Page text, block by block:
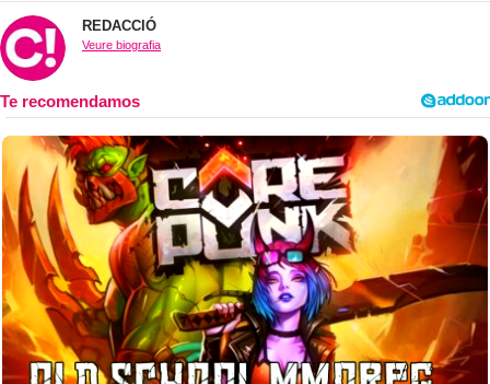
REDACCIÓ
Veure biografia